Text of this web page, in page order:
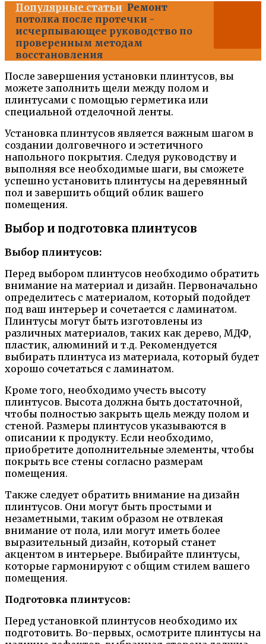
Популярные статьи Ремонт
потолка после протечки -
исчерпывающее руководство по
проверенным методам
восстановления
После завершения установки плинтусов, вы
можете заполнить щели между полом и
плинтусами с помощью герметика или
специальной отделочной ленты.
Установка плинтусов является важным шагом в
создании долговечного и эстетичного
напольного покрытия. Следуя руководству и
выполняя все необходимые шаги, вы сможете
успешно установить плинтусы на деревянный
пол и завершить общий облик вашего
помещения.
Выбор и подготовка плинтусов
Выбор плинтусов:
Перед выбором плинтусов необходимо обратить
внимание на материал и дизайн. Первоначально
определитесь с материалом, который подойдет
под ваш интерьер и сочетается с ламинатом.
Плинтусы могут быть изготовлены из
различных материалов, таких как дерево, МДФ,
пластик, алюминий и т.д. Рекомендуется
выбирать плинтуса из материала, который будет
хорошо сочетаться с ламинатом.
Кроме того, необходимо учесть высоту
плинтусов. Высота должна быть достаточной,
чтобы полностью закрыть щель между полом и
стеной. Размеры плинтусов указываются в
описании к продукту. Если необходимо,
приобретите дополнительные элементы, чтобы
покрыть все стены согласно размерам
помещения.
Также следует обратить внимание на дизайн
плинтусов. Они могут быть простыми и
незаметными, таким образом не отвлекая
внимание от пола, или могут иметь более
выразительный дизайн, который станет
акцентом в интерьере. Выбирайте плинтусы,
которые гармонируют с общим стилем вашего
помещения.
Подготовка плинтусов:
Перед установкой плинтусов необходимо их
подготовить. Во-первых, осмотрите плинтусы на